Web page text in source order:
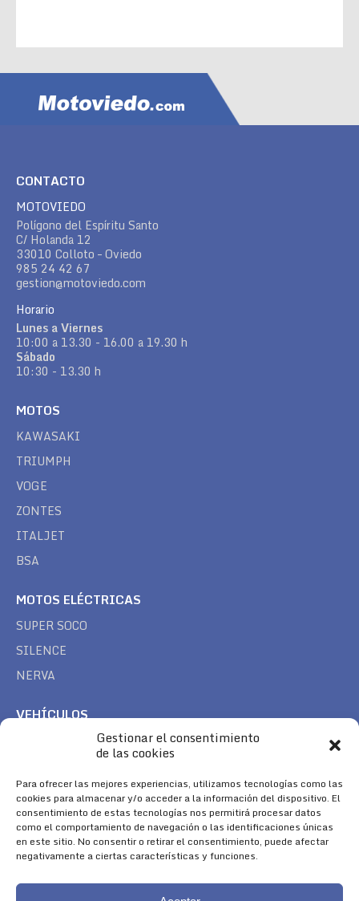
Gestionar el consentimiento
de las cookies
Para ofrecer las mejores experiencias, utilizamos tecnologías como las
cookies para almacenar y/o acceder a la información del dispositivo. El
consentimiento de estas tecnologías nos permitirá procesar datos
como el comportamiento de navegación o las identificaciones únicas
en este sitio. No consentir o retirar el consentimiento, puede afectar
negativamente a ciertas características y funciones.
CONTACTO
MOTOVIEDO
Polígono del Espíritu Santo
C/ Holanda 12
33010 Colloto – Oviedo
985 24 42 67
gestion@motoviedo.com
Horario
Lunes a Viernes
10:00 a 13.30 - 16.00 a 19.30 h
Sábado
10:30 - 13.30 h
MOTOS
KAWASAKI
TRIUMPH
VOGE
ZONTES
ITALJET
BSA
MOTOS ELÉCTRICAS
SUPER SOCO
SILENCE
NERVA
VEHÍCULOS
TREK
SÍGUENOS
Encuéntranos en:
Facebook
page
YouTube
page
Instagram
page